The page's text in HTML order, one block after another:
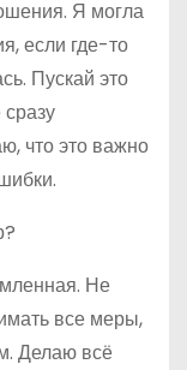
Я могла
если где-то
Пускай это
что это важно
Не
все меры,
Делаю всё